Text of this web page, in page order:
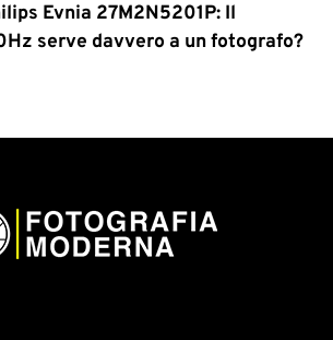
Evnia 27M2N5201P: Il
serve davvero a un fotografo?